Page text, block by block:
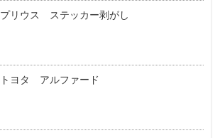
プリウス ステッカー剥がし
トヨタ アルファード